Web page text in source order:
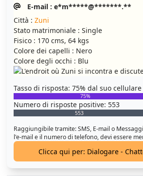
E-mail : e*m*****@*******.**
Città : Zuni
Stato matrimoniale : Single
Fisico : 170 cms, 64 kgs
Colore dei capelli : Nero
Colore degli occhi : Blu
Tasso di risposta: 75% dal suo cellulare
75%
Numero di risposte positive: 553
553
Raggiungibile tramite: SMS, E-mail o
l'e-mail e il numero di telefono, devi essere
Clicca qui per: Dialogare -